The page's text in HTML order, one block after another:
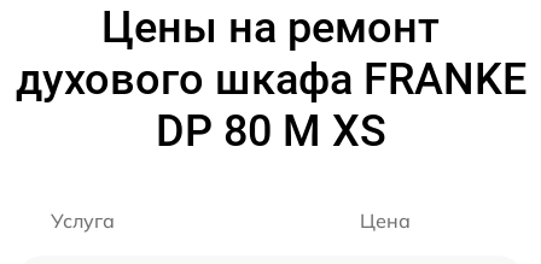
Цены на ремонт
духового шкафа FRANKE
DP 80 M XS
Услуга Цена